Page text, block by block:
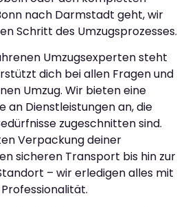
nach Darmstadt geht, wir
Schritt des Umzugsprozesses.
Umzugsexperten steht
dich bei allen Fragen und
Umzug. Wir bieten eine
an Dienstleistungen an, die
zugeschnitten sind.
Verpackung deiner
sicheren Transport bis hin zur
– wir erledigen alles mit